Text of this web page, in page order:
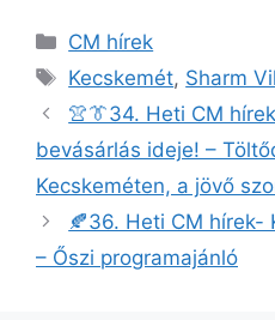
CM hírek
Kecskemét, Sharm
👚👔34. Heti CM
bevásárlás ideje! –
Kecskeméten, a jövő
🍂36. Heti CM hírek-
– Őszi programajánló